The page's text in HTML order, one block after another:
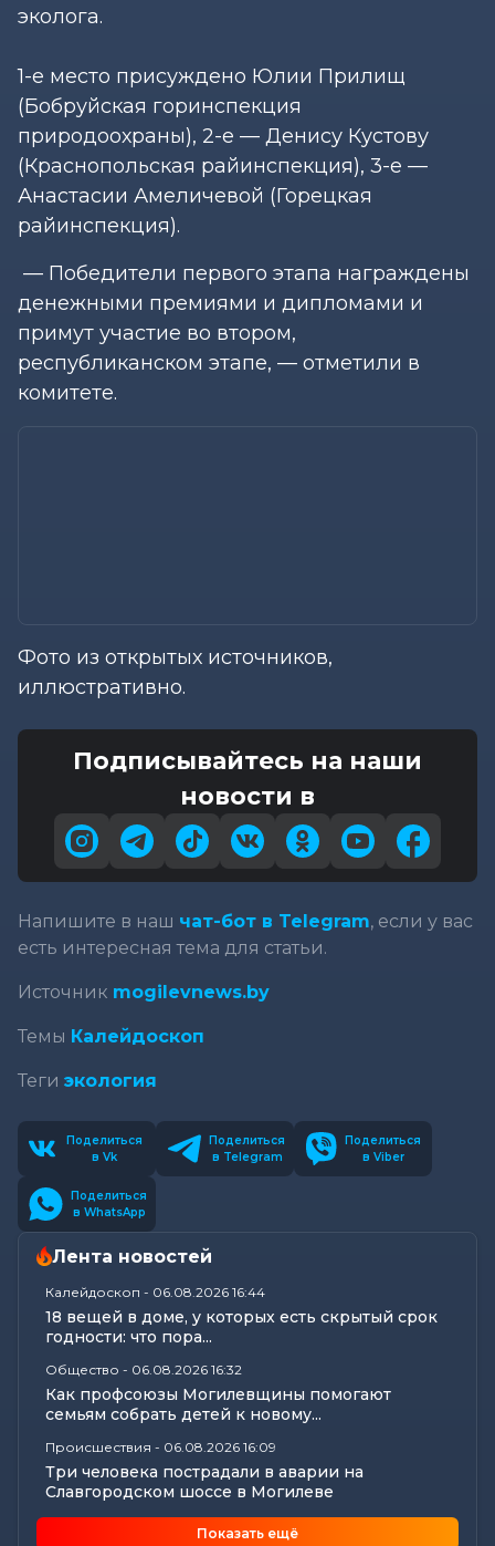
эколога.
1-е место присуждено Юлии Прилищ
(Бобруйская горинспекция
природоохраны), 2-е — Денису Кустову
(Краснопольская райинспекция), 3-е —
Анастасии Амеличевой (Горецкая
райинспекция).
— Победители первого этапа награждены
денежными премиями и дипломами и
примут участие во втором,
республиканском этапе, — отметили в
комитете.
Фото из открытых источников,
иллюстративно.
Подписывайтесь на наши
новости в
Напишите в наш чат-бот в Telegram, если у вас
есть интересная тема для статьи.
Источник mogilevnews.by
Темы Калейдоскоп
Теги экология
Поделиться
в Vk
Поделиться
в Telegram
Поделиться
в Viber
Поделиться
в WhatsApp
Лента новостей
Калейдоскоп - 06.08.2026 16:44
18 вещей в доме, у которых есть скрытый срок
годности: что пора...
Общество - 06.08.2026 16:32
Как профсоюзы Могилевщины помогают
семьям собрать детей к новому...
Происшествия - 06.08.2026 16:09
Три человека пострадали в аварии на
Славгородском шоссе в Могилеве
Показать ещё